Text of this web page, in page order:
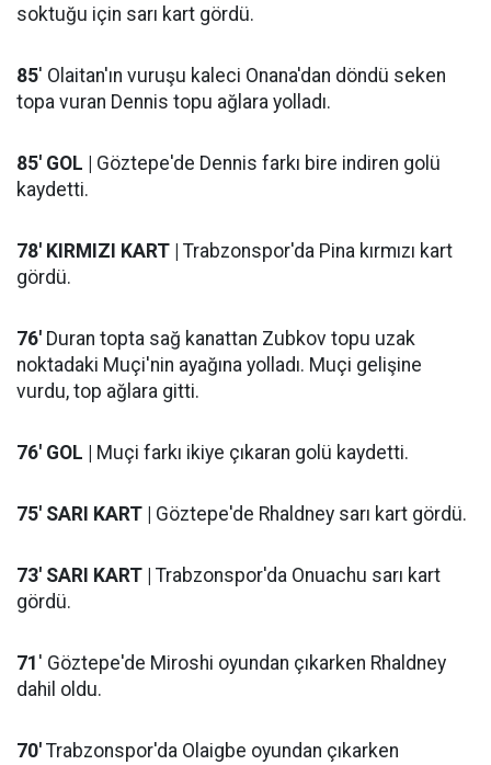
soktuğu için sarı kart gördü.
85' Olaitan'ın vuruşu kaleci Onana'dan döndü seken
topa vuran Dennis topu ağlara yolladı.
85' GOL |
Göztepe'de Dennis farkı bire indiren golü
kaydetti.
78' KIRMIZI KART | Trabzonspor'da Pina kırmızı kart
gördü.
76' Duran topta sağ kanattan Zubkov topu uzak
noktadaki Muçi'nin ayağına yolladı. Muçi gelişine
vurdu, top ağlara gitti.
76' GOL | Muçi farkı ikiye çıkaran golü kaydetti.
75' SARI KART | Göztepe'de Rhaldney sarı kart gördü.
73' SARI KART | Trabzonspor'da Onuachu sarı kart
gördü.
71 ' Göztepe'de Miroshi oyundan çıkarken Rhaldney
dahil oldu.
70' Trabzonspor'da Olaigbe oyundan çıkarken